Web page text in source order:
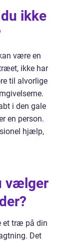
ikke
være en
ikke har
til alvorlige
i den gale
en person.
hjælp,
vælger
et træ på din
Det